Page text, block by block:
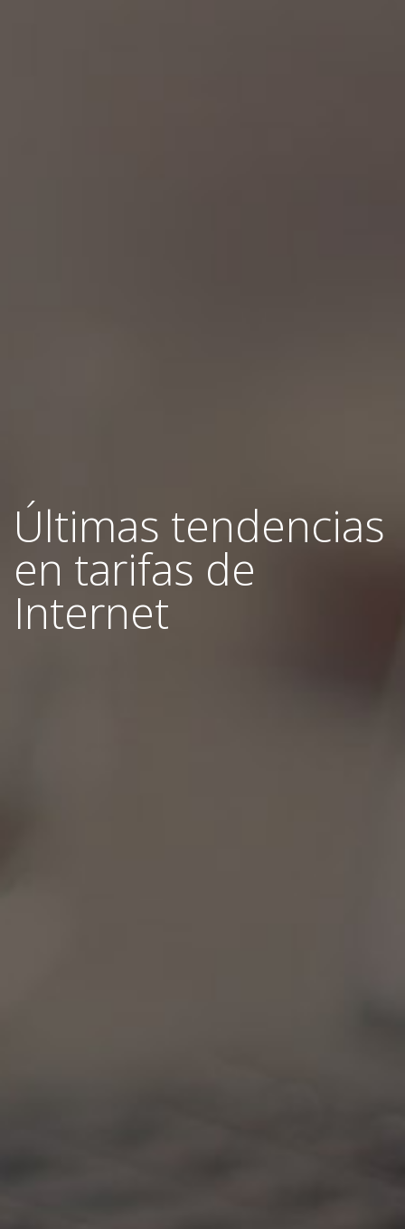
Últimas tendencias
en tarifas de
Internet